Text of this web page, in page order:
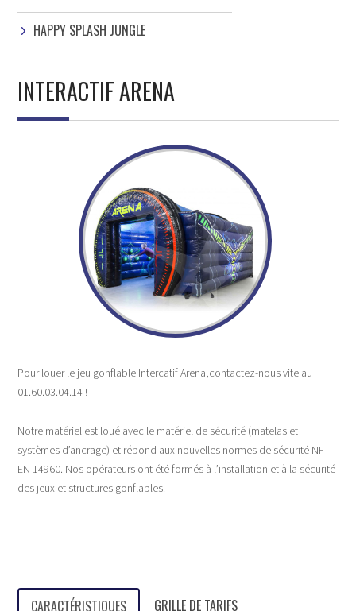
HAPPY SPLASH JUNGLE
INTERACTIF ARENA
Pour louer le jeu gonflable Intercatif Arena,contactez-nous vite au
01.60.03.04.14 !
Notre matériel est loué avec le matériel de sécurité (matelas et
systèmes d’ancrage) et répond aux nouvelles normes de sécurité NF
EN 14960. Nos opérateurs ont été formés à l’installation et à la sécurité
des jeux et structures gonflables.
CARACTÉRISTIQUES
GRILLE DE TARIFS